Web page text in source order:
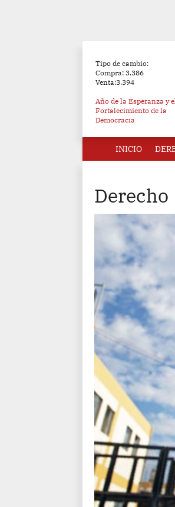
Tipo de cambio:
Compra: 3.386
Venta:3.394
Año de la Esperanza y
Fortalecimiento de la
Democracia
INICIO
Derecho